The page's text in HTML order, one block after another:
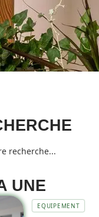
UNE
EQUIPEMENT